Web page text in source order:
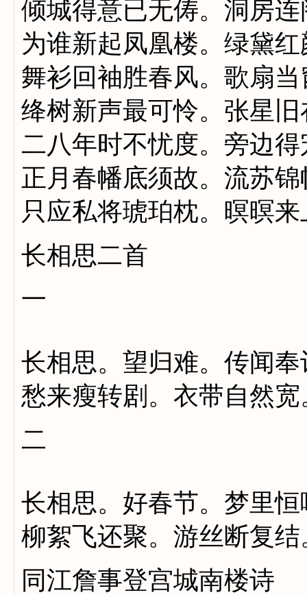
倾城得意已无俦。洞房
为谁新起凤凰楼。绿黛
舞衫回袖胜春风。歌扇
绛树新声最可怜。张星
二八年时不忧度。旁边
正月春幡底须故。流苏
只应私将琥珀枕。暝暝
长相思二首
一
长相思。望归难。传闻
愁来瘦转剧。衣带自然
二
长相思。好春节。梦里
柳絮飞还聚。游丝断复
同江詹事登宫城南楼诗